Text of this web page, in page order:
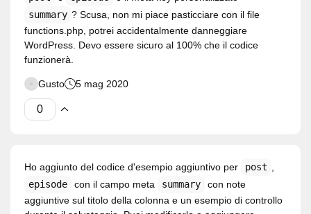
summary ? Scusa, non mi piace pasticciare con il file
functions.php, potrei accidentalmente danneggiare
WordPress. Devo essere sicuro al 100% che il codice
funzionerà.
Gusto 5 mag 2020
Ho aggiunto del codice d'esempio aggiuntivo per post
episode
con il campo meta summary
con note
aggiuntive sul titolo della colonna e un esempio di controllo